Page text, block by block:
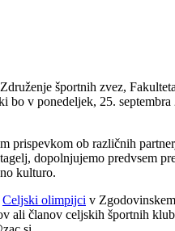
športnih zvez,
v ponedeljek, 25.
prispevkom ob različnih
dopolnjujemo predvsem
kulturo.
Celjski olimpijci v
ali članov celjskih športnih